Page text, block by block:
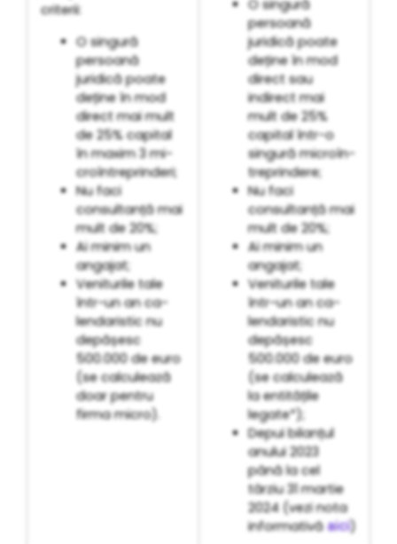
criterii:
O singură
persoană
juridică poate
deține în mod
direct mai mult
de 25% capital
în maxim 3 mi­
cro­în­tre­prin­deri;
Nu faci
consultanță mai
mult de 20%;
Ai minim un
angajat;
Veniturile tale
într-un an ca­
len­da­ris­tic nu
depășesc
500.000 de euro
(se calculează
doar pentru
firma micro).
O singură
persoană
juridică poate
deține în mod
direct sau
indirect mai
mult de 25%
capital într-o
singură mi­cro­în­
tre­prin­de­re;
Nu faci
consultanță mai
mult de 20%;
Ai minim un
angajat;
Veniturile tale
într-un an ca­
len­da­ris­tic nu
depășesc
500.000 de euro
(se calculează
la entitățile
legate*);
Depui bilanțul
anului 2023
până la cel
târziu 31 martie
2024 (vezi nota
informativăaici)